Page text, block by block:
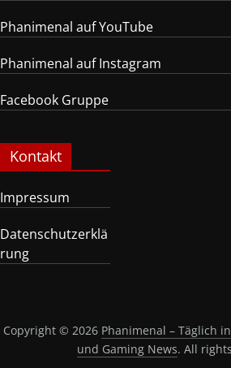
Phanimenal auf YouTube
Phanimenal auf Instagram
Facebook Gruppe
Kontakt
Impressum
Datenschutzerklä
rung
Copyright © 2026 Phanimenal – Täglich
und Gaming News. All